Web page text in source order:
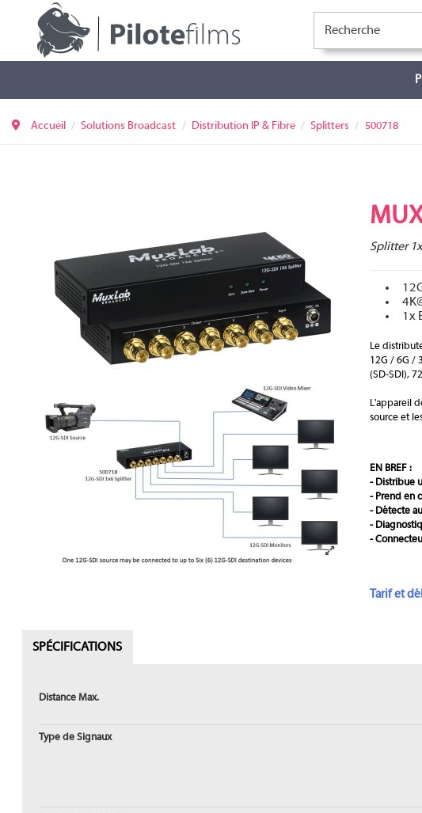
Accueil Solutions Broadcast Distribution IP & Fibre Splitters 500718
Splitter
1x
Le
12G / 6G /
(SD-SDI),
L'appareil
source et
EN BREF :
- Distribue
- Prend en
- Détecte
-
-
Tarif et
SPÉCIFICATIONS
Distance Max.
Type de Signaux